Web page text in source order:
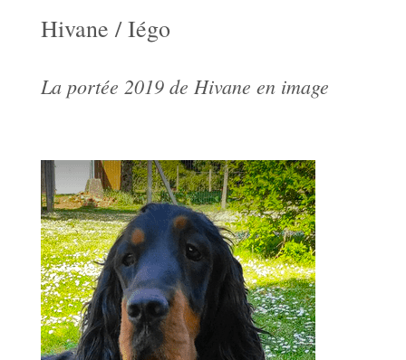
Hivane / Iégo
La portée 2019 de Hivane en image